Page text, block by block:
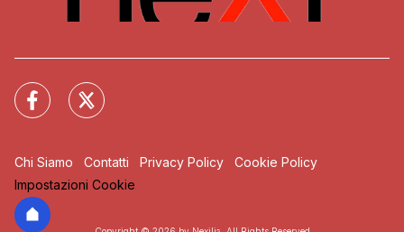
Chi Siamo Contatti Privacy Policy
Cookie Policy
Impostazioni Cookie